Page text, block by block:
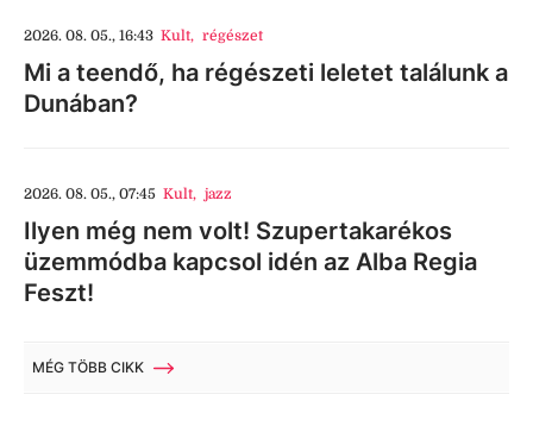
2026. 08. 05., 16:43 Kult, régészet
Mi a teendő, ha régészeti leletet találunk a
Dunában?
2026. 08. 05., 07:45 Kult, jazz
Ilyen még nem volt! Szupertakarékos
üzemmódba kapcsol idén az Alba Regia
Feszt!
MÉG TÖBB CIKK